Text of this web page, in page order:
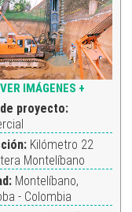
VER IMÁGENES +
proyecto:
Kilómetro 22
Montelíbano
Montelíbano,
- Colombia